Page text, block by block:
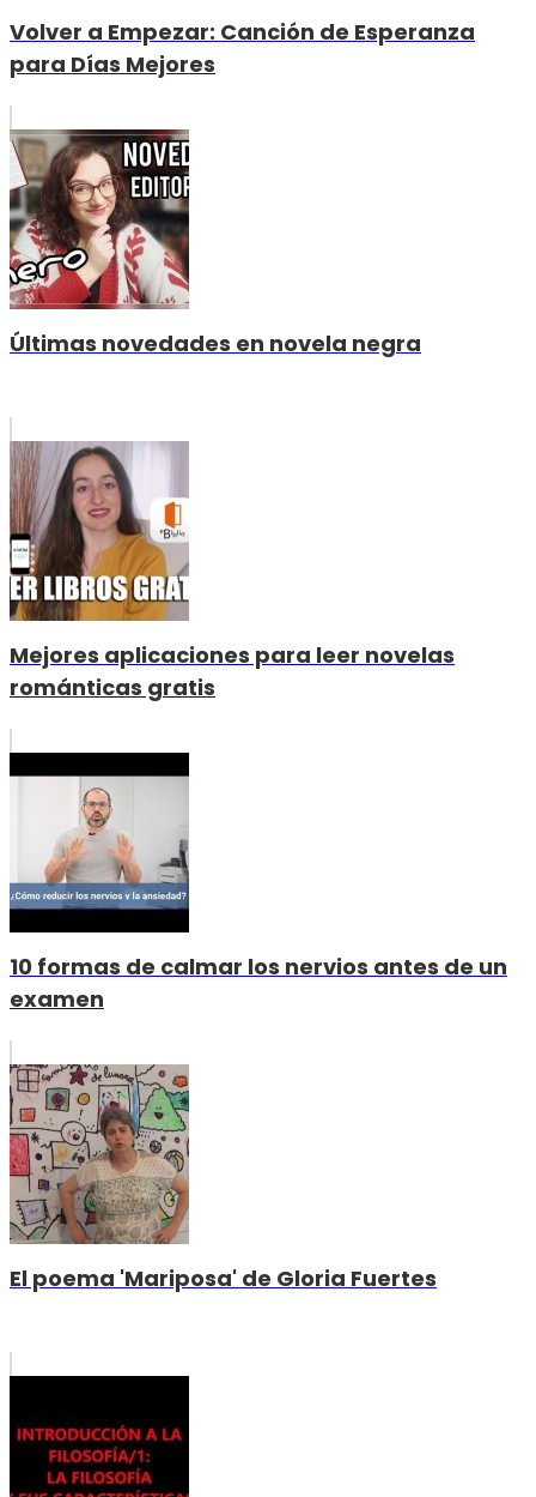
Volver a Empezar: Canción de Esperanza
para Días Mejores
Últimas novedades en novela negra
Mejores aplicaciones para leer novelas
románticas gratis
10 formas de calmar los nervios antes de un
examen
El poema 'Mariposa' de Gloria Fuertes